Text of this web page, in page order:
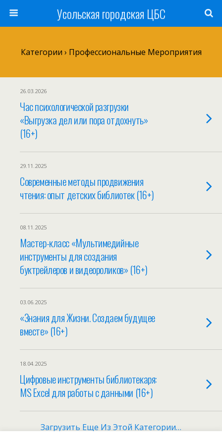
Усольская городская ЦБС
Категории › Профессиональные Мероприятия
26.03.2026
Час психологической разгрузки
«Выгрузка дел или пора отдохнуть»
(16+)
29.11.2025
Современные методы продвижения
чтения: опыт детских библиотек (16+)
08.11.2025
Мастер-класс «Мультимедийные
инструменты для создания
буктрейлеров и видеороликов» (16+)
03.06.2025
«Знания для Жизни. Создаем будущее
вместе» (16+)
18.04.2025
Цифровые инструменты библиотекаря:
MS Excel для работы с данными (16+)
Загрузить Еще Из Этой Категории…